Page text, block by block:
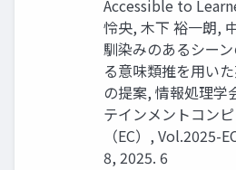
Accessible to
怜央, 木下 裕一朗,
馴染みのあるシー
る意味類推を用い
の提案, 情報処理学
テインメントコン
（EC）, Vol.2025-
8, 2025. 6